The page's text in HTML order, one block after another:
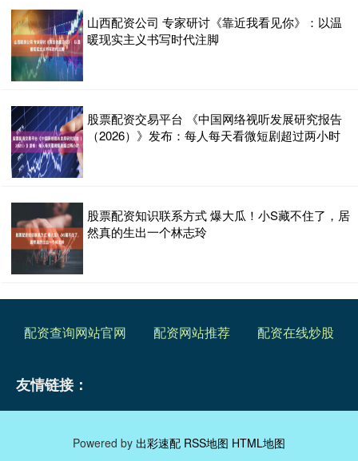
山西配资公司 专家研讨《靠近我看见你》：以温
暖现实主义书写时代注脚
股票配资交易平台 《中国网络视听发展研究报告
（2026）》发布：每人每天看微短剧超过两小时
股票配资知识联系方式 爆大瓜！小S藏不住了，居
然真的生出一个林志玲
配资查询网站官网 配资网站推荐 配资在线炒股
友情链接：
Powered by 出彩速配 RSS地图 HTML地图